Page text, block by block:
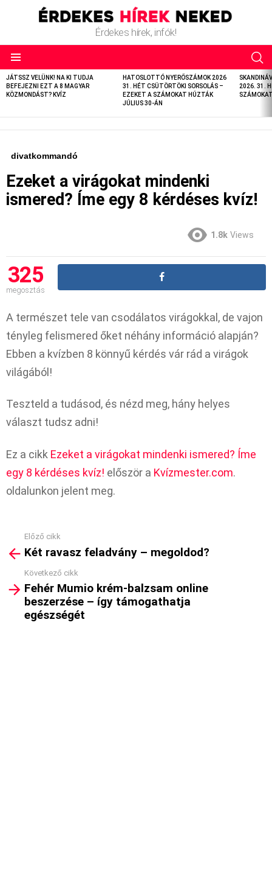
Érdekes hírek, infók!
LATEST
STORIES
JÁTSSZ VELÜNK! NA KI TUDJA
BEFEJEZNI EZT A 8 MAGYAR
KÖZMONDÁST? KVÍZ
HATOSLOTTÓ NYERŐSZÁMOK 2026
31. HÉT CSÜTÖRTÖKI SORSOLÁS –
EZEKET A SZÁMOKAT HÚZTÁK
JÚLIUS 30-ÁN
2026. 31.
divatkommandó
Ezeket a virágokat mindenki
ismered? Íme egy 8 kérdéses kvíz!
1.8k Views
325
megosztás
A természet tele van csodálatos virágokkal, de vajon
tényleg felismered őket néhány információ alapján?
Ebben a kvízben 8 könnyű kérdés vár rád a virágok
világából!
Teszteld a tudásod, és nézd meg, hány helyes
választ tudsz adni!
Ez a cikk Ezeket a virágokat mindenki ismered? Íme
egy 8 kérdéses kvíz! először a Kvízmester.com.
oldalunkon jelent meg.
more
Előző cikk
Két ravasz feladvány – megoldod?
Következő cikk
Fehér Mumio krém-balzsam online
beszerzése – így támogathatja
egészségét